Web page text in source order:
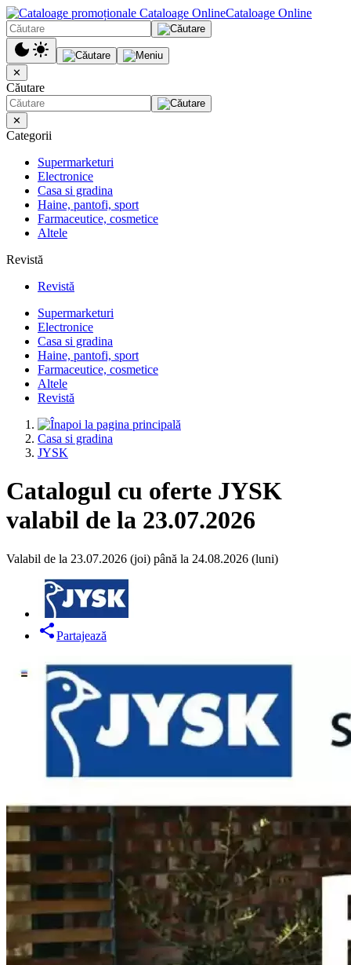
Cataloage Online
✕
Căutare
✕
Categorii
Supermarketuri
Electronice
Casa si gradina
Haine, pantofi, sport
Farmaceutice, cosmetice
Altele
Revistă
Revistă
Supermarketuri
Electronice
Casa si gradina
Haine, pantofi, sport
Farmaceutice, cosmetice
Altele
Revistă
Casa si gradina
JYSK
Catalogul cu oferte JYSK
valabil de la 23.07.2026
Valabil de la 23.07.2026 (joi) până la 24.08.2026 (luni)
Partajează